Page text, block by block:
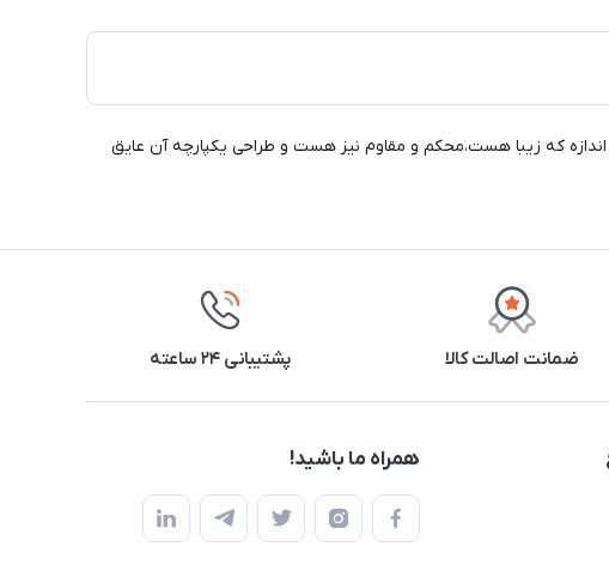
که زیبا هست،محکم و مقاوم نیز هست و طراحی یکپارچه آن عایق
ضمانت اصالت کالا پشتیبانی ۲۴ ساعته
همراه ما باشید!